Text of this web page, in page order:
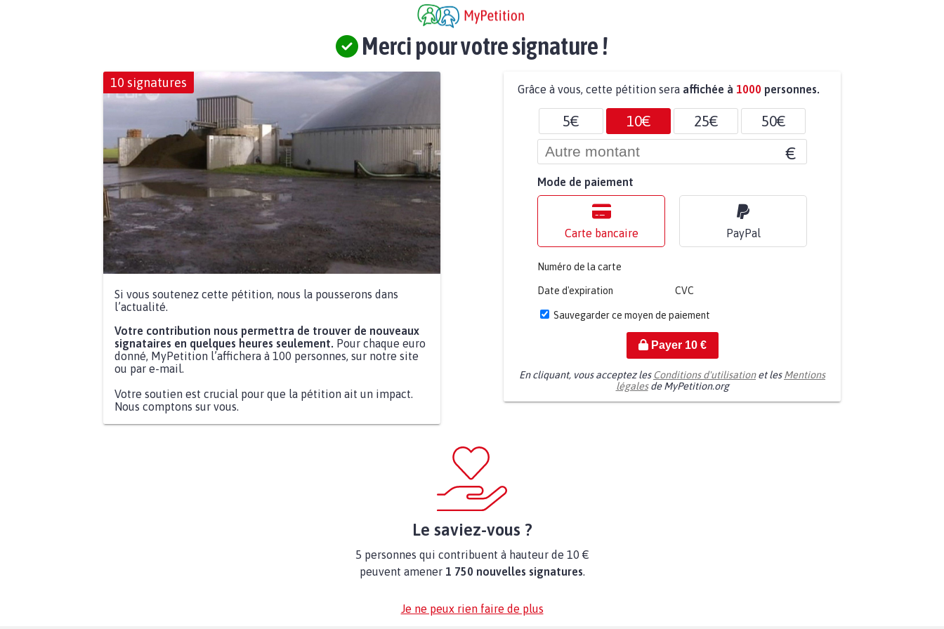
Merci pour votre signature !
10 signatures
Si vous soutenez cette pétition, nous la pousserons dans
l’actualité.
Votre contribution nous permettra de trouver de nouveaux
signataires en quelques heures seulement. Pour chaque euro
donné, MyPetition l’affichera à 100 personnes, sur notre site
ou par e-mail.
Votre soutien est crucial pour que la pétition ait un impact.
Nous comptons sur vous.
Grâce à vous, cette pétition sera affichée à 1000 personnes.
5€ 10€ 25€ 50€
€
Mode de paiement
Carte bancaire PayPal
Numéro de la carte
Date d'expiration CVC
Sauvegarder ce moyen de paiement
Payer 10€
En cliquant, vous acceptez les Conditions d'utilisationet lesMentions
légalesde MyPetition.org
Le saviez-vous ?
5 personnes qui contribuent à hauteur de 10 €
peuvent amener 1 750 nouvelles signatures.
Je ne peux rien faire de plus